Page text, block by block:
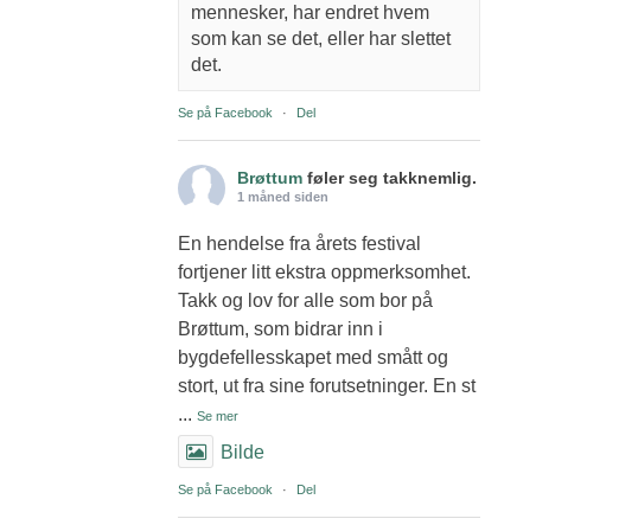
mennesker, har endret hvem
som kan se det, eller har slettet
det.
Se på Facebook · Del
Brøttum føler seg takknemlig.
1 måned siden
En hendelse fra årets festival
fortjener litt ekstra oppmerksomhet.
Takk og lov for alle som bor på
Brøttum, som bidrar inn i
bygdefellesskapet med smått og
stort, ut fra sine forutsetninger. En st
... Se mer
Bilde
Se på Facebook · Del